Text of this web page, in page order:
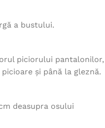
a bustului.
piciorului pantalonilor,
și până la gleznă.
deasupra osului